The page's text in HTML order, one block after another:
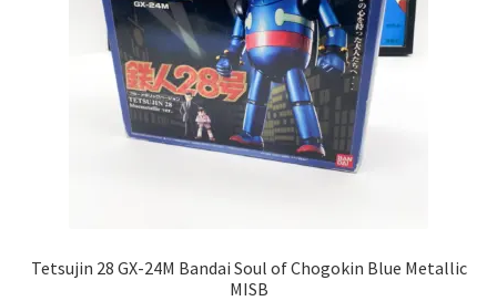
Tetsujin 28 GX-24M Bandai Soul of Chogokin Blue Metallic
MISB